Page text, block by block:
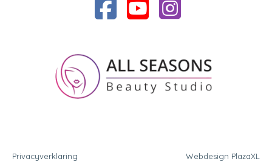
Privacyverklaring Webdesign PlazaXL